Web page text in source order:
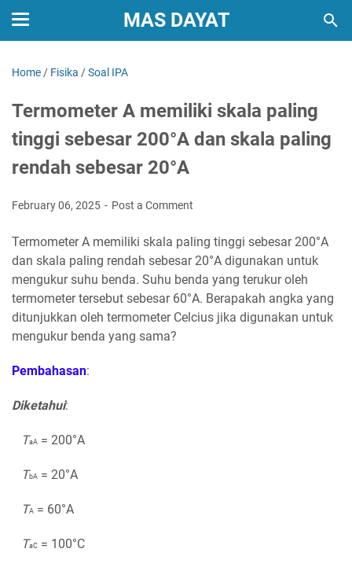
MAS DAYAT
Home / Fisika /Soal IPA
Termometer A memiliki skala paling
tinggi sebesar 200°A dan skala paling
rendah sebesar 20°A
February 06, 2025 Post a Comment
Termometer A memiliki skala paling tinggi sebesar 200°A
dan skala paling rendah sebesar 20°A digunakan untuk
mengukur suhu benda. Suhu benda yang terukur oleh
termometer tersebut sebesar 60°A. Berapakah angka yang
ditunjukkan oleh termometer Celcius jika digunakan untuk
mengukur benda yang sama?
Pembahasan:
Diketahui:
TaA = 200°A
TbA = 20°A
TA = 60°A
TaC = 100°C